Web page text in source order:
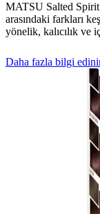
MATSU Salted
arasındaki farkları
yönelik, kalıcılık ve
Daha fazla bilgi